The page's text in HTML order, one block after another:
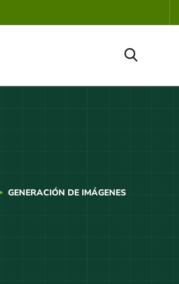
GENERACIÓN DE IMÁGENES